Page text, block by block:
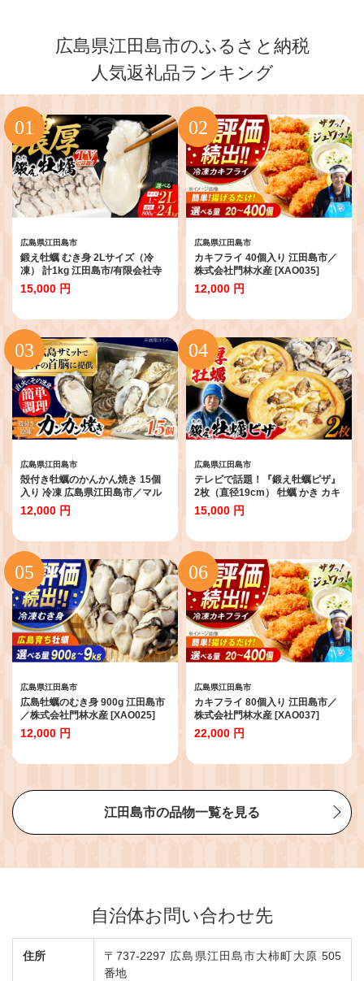
広島県江田島市のふるさと納税
人気返礼品ランキング
広島県江田島市
鍛え牡蠣 むき身 2Lサイズ（冷
凍） 計1kg 江田島市/有限会社寺
本水産 [XAE027]
15,000 円
広島県江田島市
カキフライ 40個入り 江田島市／
株式会社門林水産 [XAO035]
12,000 円
広島県江田島市
殻付き牡蠣のかんかん焼き 15個
入り 冷凍 広島県江田島市／マル
サ・やながわ水産有限会社
[XBL021]｜牡蠣 カキ かき 殻付き
産 料理用 蒸し牡蠣 焼き牡蠣 カン
カン焼 広島 人気 おすすめ お取り
寄せ
12,000 円
広島県江田島市
テレビで話題！『鍛え牡蠣ピザ』
2枚（直径19cm） 牡蠣 かき カキ
ピザ PIZZA 冷凍 小麦 チーズ 広島
県産 江田島市/有限会社寺本水産
15,000 円
広島県江田島市
広島牡蠣のむき身 900g 江田島市
／株式会社門林水産 [XAO025]
12,000 円
広島県江田島市
カキフライ 80個入り 江田島市／
株式会社門林水産 [XAO037]
22,000 円
江田島市の品物一覧を見る
自治体お問い合わせ先
住所
〒737-2297 広島県江田島市大柿町大原 505
番地